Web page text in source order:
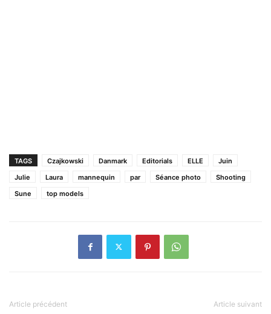
TAGS Czajkowski Danmark Editorials ELLE
Juin
Julie
Laura mannequin par Séance photo
Shooting
Sune
top models
Article précédent Article suivant